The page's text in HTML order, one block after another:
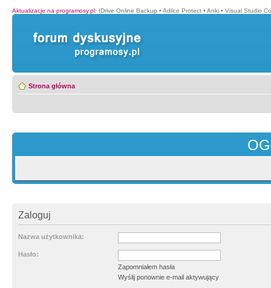
Aktualizacje na programosy.pl: IDrive Online Backup • Adlice Protect • Anki • Visual Studio
Strona główna
Zaloguj
Nazwa użytkownika:
Hasło:
Zapomniałem hasła
Wyślij ponownie e-mail aktywujący